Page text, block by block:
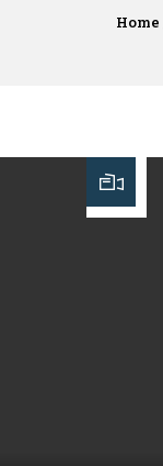
Home